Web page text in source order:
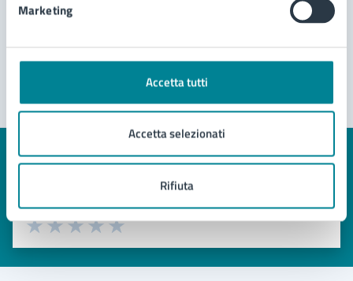
Marketing
Accetta tutti
Accetta selezionati
Rifiuta
Quanto sono chiare le informazioni su questa
Valuta 5 stelle su 5
Valuta 4 stelle su 5
Valuta 3 stelle su 5
Valuta 2 stelle su 5
Valuta 1 stelle su 5